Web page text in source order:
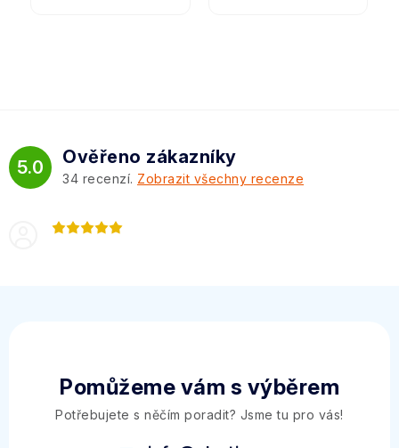
5.0 Ověřeno zákazníky
34 recenzí. Zobrazit všechny recenze
Pomůžeme vám s výběrem
Potřebujete s něčím poradit? Jsme tu pro vás!